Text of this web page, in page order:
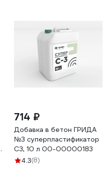
714 ₽
Добавка в бетон ГРИДА
№3 суперпластификатор
С3, 10 л 00-00000183
4.3(8)